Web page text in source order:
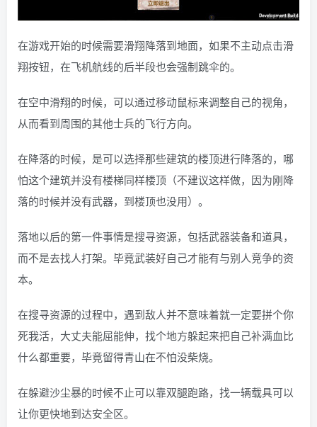
在游戏开始的时候需要滑翔降落到地面，如果不主动点击滑
翔按钮，在飞机航线的后半段也会强制跳伞的。
在空中滑翔的时候，可以通过移动鼠标来调整自己的视角，
从而看到周围的其他士兵的飞行方向。
在降落的时候，是可以选择那些建筑的楼顶进行降落的，哪
怕这个建筑并没有楼梯同样楼顶（不建议这样做，因为刚降
落的时候并没有武器，到楼顶也没用）。
落地以后的第一件事情是搜寻资源，包括武器装备和道具，
而不是去找人打架。毕竟武装好自己才能有与别人竞争的资
本。
在搜寻资源的过程中，遇到敌人并不意味着就一定要拼个你
死我活，大丈夫能屈能伸，找个地方躲起来把自己补满血比
什么都重要，毕竟留得青山在不怕没柴烧。
在躲避沙尘暴的时候不止可以靠双腿跑路，找一辆载具可以
让你更快地到达安全区。